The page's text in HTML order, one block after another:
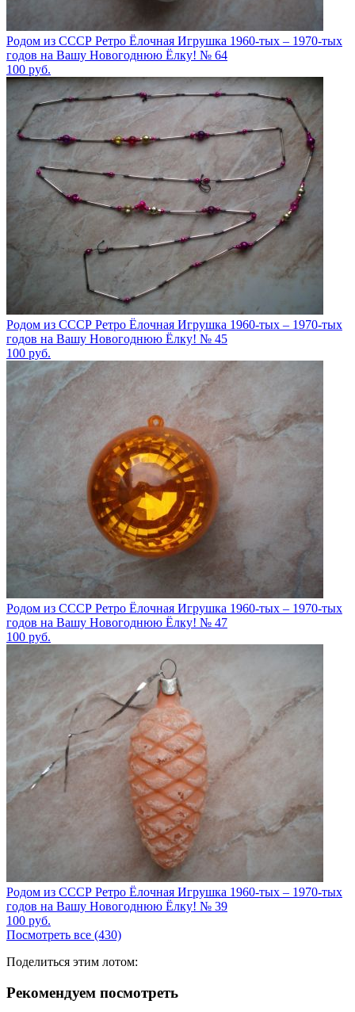
Родом из СССР Ретро Ёлочная Игрушка 1960-тых – 1970-тых
годов на Вашу Новогоднюю Ёлку! № 64
100 руб.
Родом из СССР Ретро Ёлочная Игрушка 1960-тых – 1970-тых
годов на Вашу Новогоднюю Ёлку! № 45
100 руб.
Родом из СССР Ретро Ёлочная Игрушка 1960-тых – 1970-тых
годов на Вашу Новогоднюю Ёлку! № 47
100 руб.
Родом из СССР Ретро Ёлочная Игрушка 1960-тых – 1970-тых
годов на Вашу Новогоднюю Ёлку! № 39
100 руб.
Посмотреть все (430)
Поделиться этим лотом:
Рекомендуем посмотреть